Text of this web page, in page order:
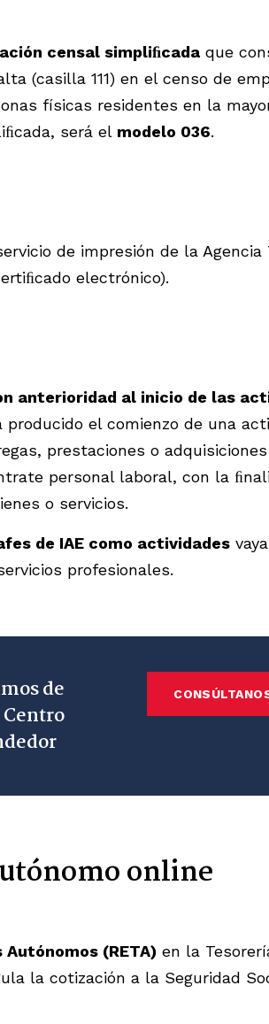
censal simpliﬁcada que
(casilla 111) en el censo de
físicas residentes en la
será el modelo 036.
de impresión de la Agencia
electrónico).
anterioridad al inicio de las
producido el comienzo de una
prestaciones o
personal laboral, con la
o servicios.
de IAE como actividades
profesionales.
de
online
(RETA) en la
la cotización a la Seguridad